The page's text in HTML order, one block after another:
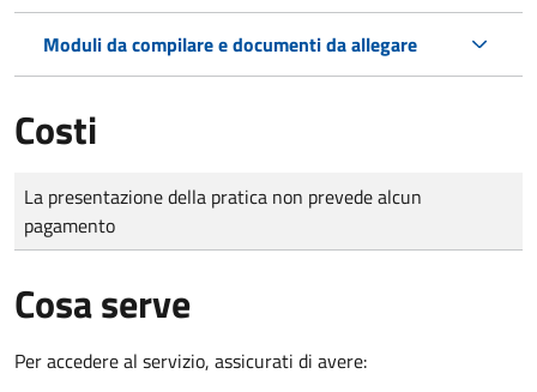
Moduli da compilare e documenti da allegare
Costi
Tipo di pagamento
Importo
La presentazione della pratica non prevede alcun
pagamento
Cosa serve
Per accedere al servizio, assicurati di avere: